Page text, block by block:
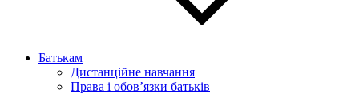
Батькам
Дистанційне навчання
Права і обов’язки батьків